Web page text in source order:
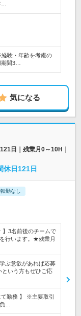
験・年齢を考慮の
間3…
気になる
日｜残業月0～10H｜
休日121日
転勤なし
】3名前後のチームで
行います。★残業月
ぶ意欲があれば応募
という方もぜひご応
て勤務 】 ※主要取引
…